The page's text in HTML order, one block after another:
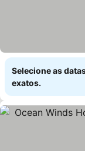
Selecione as
exatos.